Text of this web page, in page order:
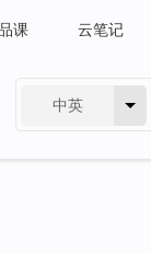
课 云笔记
中英